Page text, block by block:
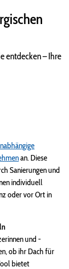
entdecken – Ihre
an. Diese
Sanierungen und
individuell
oder vor Ort in
und -
ob ihr Dach für
bietet